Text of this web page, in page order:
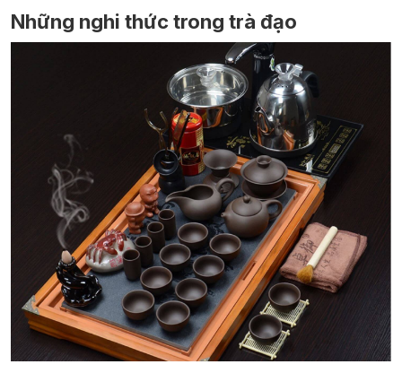
Những nghi thức trong trà đạo